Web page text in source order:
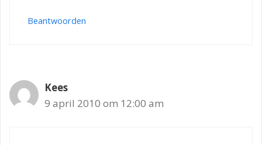
Beantwoorden
Kees
9 april 2010 om 12:00 am